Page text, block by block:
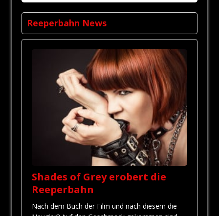
Reeperbahn News
Shades of Grey erobert die
Reeperbahn
Nach dem Buch der Film und nach diesem die